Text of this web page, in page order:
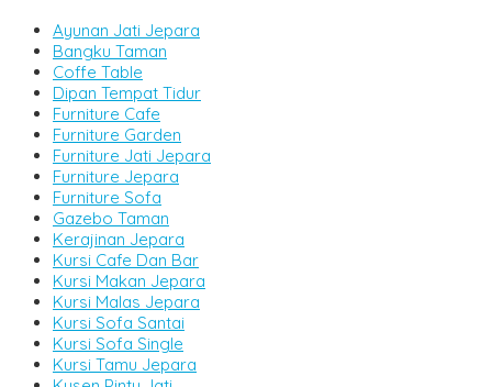
Ayunan Jati Jepara
Bangku Taman
Coffe Table
Dipan Tempat Tidur
Furniture Cafe
Furniture Garden
Furniture Jati Jepara
Furniture Jepara
Furniture Sofa
Gazebo Taman
Kerajinan Jepara
Kursi Cafe Dan Bar
Kursi Makan Jepara
Kursi Malas Jepara
Kursi Sofa Santai
Kursi Sofa Single
Kursi Tamu Jepara